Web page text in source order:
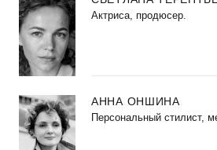
Актриса, продюсер.
АННА ОНШИНА
Персональный стилист,